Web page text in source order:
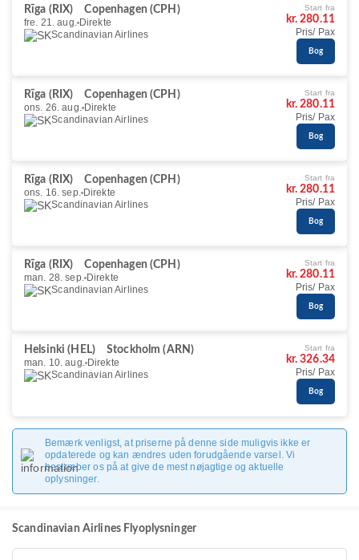
Rīga (RIX)
Copenhagen (CPH)
fre. 21. aug. Direkte
Scandinavian Airlines
Start fra
kr. 280.11
Pris/ Pax
Bog
Rīga (RIX)
Copenhagen (CPH)
ons. 26. aug. Direkte
Scandinavian Airlines
Start fra
kr. 280.11
Pris/ Pax
Bog
Rīga (RIX)
Copenhagen (CPH)
ons. 16. sep. Direkte
Scandinavian Airlines
Start fra
kr. 280.11
Pris/ Pax
Bog
Rīga (RIX)
Copenhagen (CPH)
man. 28. sep. Direkte
Scandinavian Airlines
Start fra
kr. 280.11
Pris/ Pax
Bog
Helsinki (HEL)
Stockholm (ARN)
man. 10. aug. Direkte
Scandinavian Airlines
Start fra
kr. 326.34
Pris/ Pax
Bog
Bemærk venligst, at priserne på denne side muligvis ikke er
opdaterede og kan ændres uden forudgående varsel. Vi
bestræber os på at give de mest nøjagtige og aktuelle
oplysninger.
Scandinavian Airlines Flyoplysninger